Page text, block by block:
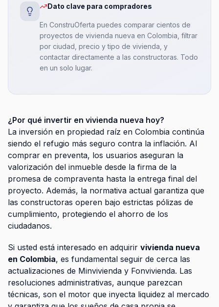
Dato clave para compradores
En ConstruOferta puedes comparar cientos de
proyectos de vivienda nueva en Colombia, filtrar
por ciudad, precio y tipo de vivienda, y
contactar directamente a las constructoras. Todo
en un solo lugar.
¿Por qué invertir en vivienda nueva hoy?
La inversión en propiedad raíz en Colombia continúa
siendo el refugio más seguro contra la inflación. Al
comprar en preventa, los usuarios aseguran la
valorización del inmueble desde la firma de la
promesa de compraventa hasta la entrega final del
proyecto. Además, la normativa actual garantiza que
las constructoras operen bajo estrictas pólizas de
cumplimiento, protegiendo el ahorro de los
ciudadanos.
Si usted está interesado en adquirir vivienda nueva
en Colombia, es fundamental seguir de cerca las
actualizaciones de Minvivienda y Fonvivienda. Las
resoluciones administrativas, aunque parezcan
técnicas, son el motor que inyecta liquidez al mercado